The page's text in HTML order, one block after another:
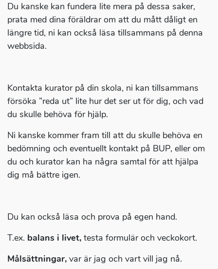
Du kanske kan fundera lite mera på dessa saker,
prata med dina föräldrar om att du mått dåligt en
längre tid, ni kan också läsa tillsammans på denna
webbsida.
Kontakta kurator på din skola, ni kan tillsammans
försöka ”reda ut” lite hur det ser ut för dig, och vad
du skulle behöva för hjälp.
Ni kanske kommer fram till att du skulle behöva en
bedömning och eventuellt kontakt på BUP, eller om
du och kurator kan ha några samtal för att hjälpa
dig må bättre igen.
Du kan också läsa och prova på egen hand.
T.ex. balans i livet, testa formulär och veckokort.
Målsättningar, var är jag och vart vill jag nå.